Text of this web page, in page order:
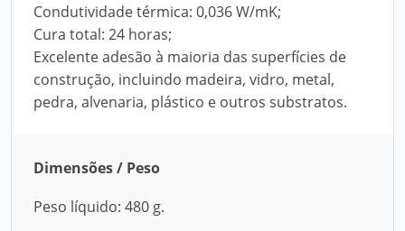
Condutividade térmica: 0,036 W/mK;
Cura total: 24 horas;
Excelente adesão à maioria das superfícies de
construção, incluindo madeira, vidro, metal,
pedra, alvenaria, plástico e outros substratos.
Dimensões / Peso
Peso líquido: 480 g.